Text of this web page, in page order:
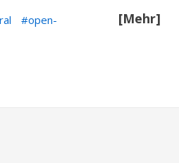
[Mehr]
open-